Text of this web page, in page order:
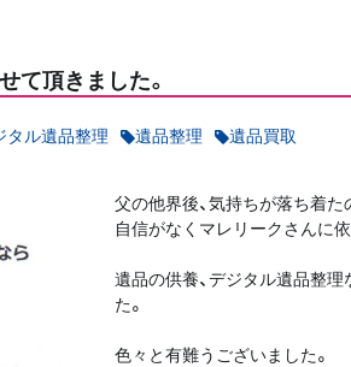
て頂きました。
タル遺品整理 遺品整理 遺品買取
父の他界後、気持ちが落ち着
自信がなくマレリークさんに
遺品の供養、デジタル遺品整
た。
色々と有難うございました。